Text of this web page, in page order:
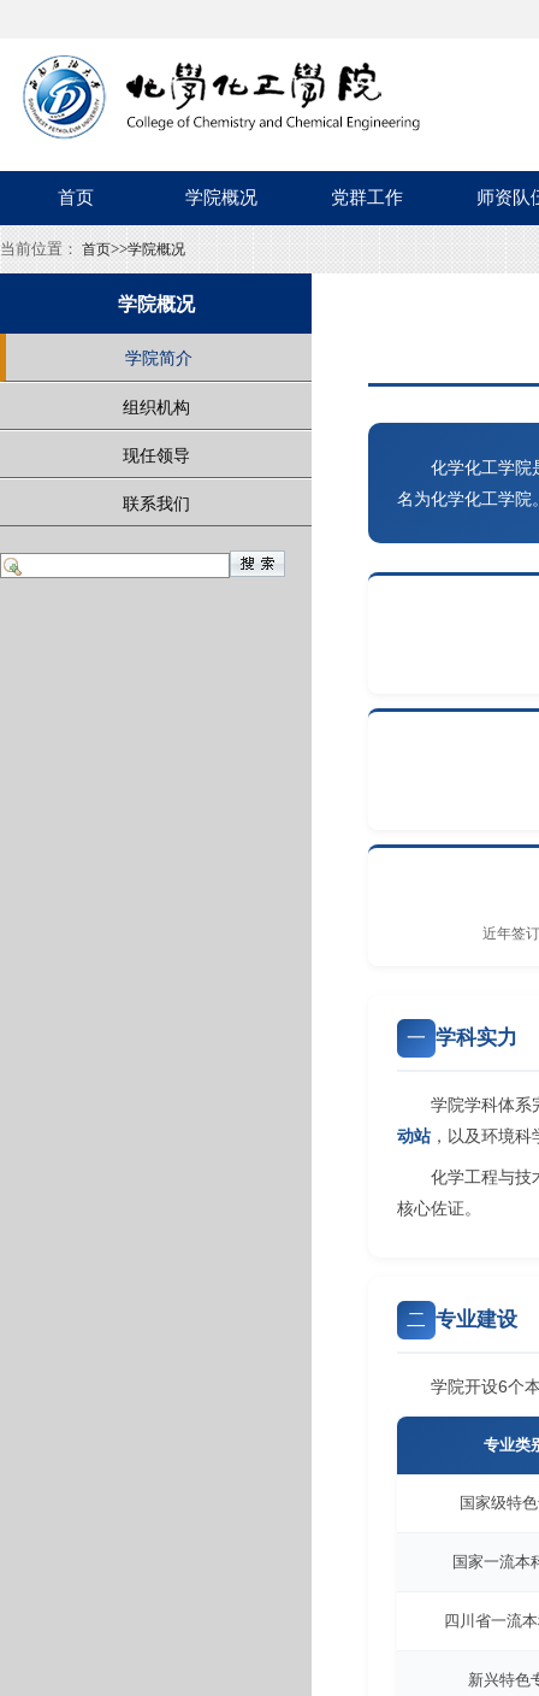
首页 学院概况 党群工作 师资队
当前位置： 首页>>学院概况
学院概况
学院简介
组织机构
现任领导
联系我们
化学化工学院
名为化学化工学院
近年签
一 学科实力
学院学科体系
动站 ，以及环境
化学工程与技
核心佐证。
二 专业建设
学院开设6个
专业类
国家级特
国家一流本
四川省一流
新兴特色